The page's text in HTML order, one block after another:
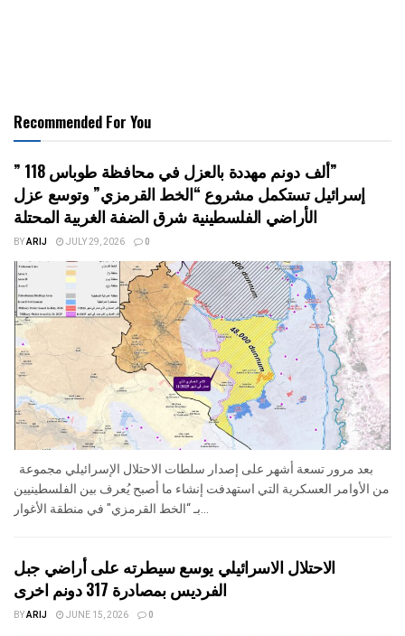
Recommended For You
” 118 ألف دونم مهددة بالعزل في محافظة طوباس”
إسرائيل تستكمل مشروع “الخط القرمزي” وتوسع عزل
الأراضي الفلسطينية شرق الضفة الغربية المحتلة
BYARIJ JULY 29, 2026 0
من الأوامر العسكرية التي استهدفت إنشاء ما أصبح يُعرف بين الفلسطينيين
الاحتلال الاسرائيلي يوسع سيطرته على أراضي جبل
الفرديس بمصادرة 317 دونم اخرى
BYARIJ JUNE 15, 2026 0